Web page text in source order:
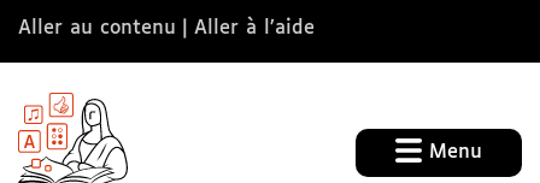
Aller au contenu Aller à l’aide
Menu